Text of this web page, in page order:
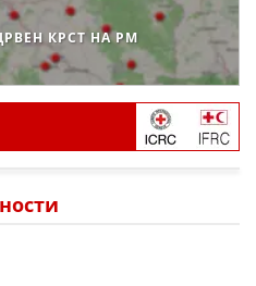
КРСТ НА РМ